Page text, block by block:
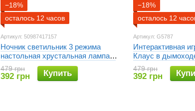
−18%
осталось 12 часов
Артикул: 50987417157
Ночник светильник 3 режима
настольная хрустальная лампа в
форме звезды Creatice Table
Lamp
479 грн
392 грн Купить
−18%
осталось 12
Артикул: G5787
Интерактивная
Клаус в
479 грн
392 грн